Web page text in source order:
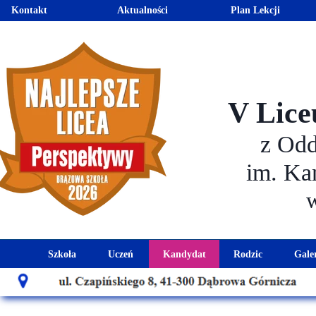
Rodzic
Harmonogram
Szkoła
Historia szkoły
Uczeń
Kalendarz roku szkolnego
Kandydat
Aktualności dla
V
z
im.
Plan Lekcji
Aktualności
Kontakt